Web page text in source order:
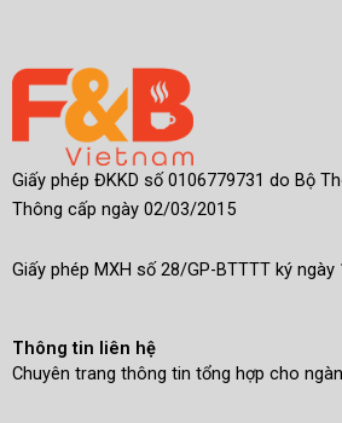
Giấy phép ĐKKD số 0106779731 do Bộ
Thông cấp ngày 02/03/2015
Giấy phép MXH số 28/GP-BTTTT ký ngày
Thông tin liên hệ
Chuyên trang thông tin tổng hợp cho